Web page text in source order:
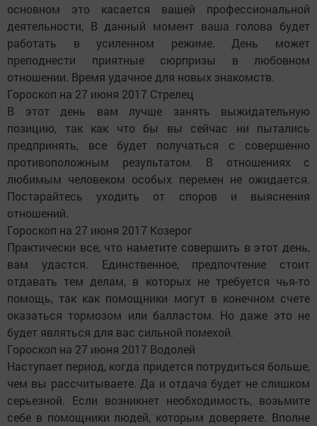
основном это касается вашей профессиональной
деятельности, В данный момент ваша голова будет
работать в усиленном режиме. День может
преподнести приятные сюрпризы в любовном
отношении. Время удачное для новых знакомств.
Гороскоп на 27 июня 2017 Стрелец
В этот день вам лучше занять выжидательную
позицию, так как что бы вы сейчас ни пытались
предпринять, все будет получаться с совершенно
противоположным результатом. В отношениях с
любимым человеком особых перемен не ожидается.
Постарайтесь уходить от споров и выяснения
отношений.
Гороскоп на 27 июня 2017 Козерог
Практически все, что наметите совершить в этот день,
вам удастся. Единственное, предпочтение стоит
отдавать тем делам, в которых не требуется чья-то
помощь, так как помощники могут в конечном счете
оказаться тормозом или балластом. Но даже это не
будет являться для вас сильной помехой.
Гороскоп на 27 июня 2017 Водолей
Наступает период, когда придется потрудиться больше,
чем вы рассчитываете. Да и отдача будет не слишком
серьезной. Если возникнет необходимость, возьмите
себе в помощники людей, которым доверяете. Вполне